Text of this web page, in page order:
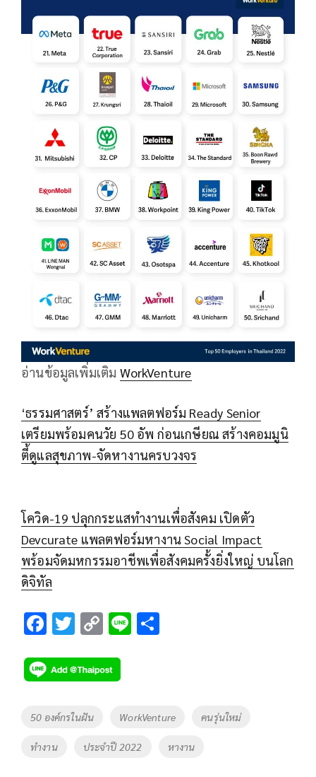
อ่านข้อมูลเพิ่มเติม WorkVenture
‘ธรรมศาสตร์’ สร้างแพลตฟอร์ม Ready Senior
เตรียมพร้อมคนวัย 50 อัพ ก่อนเกษียณ สร้างคอมมูนิ
ตี้ดูแลสุขภาพ-จัดหางานครบวงจร
โควิด-19 ปลุกกระแสทำงานเพื่อสังคม เปิดตัว
Devcurate แพลตฟอร์มหางาน Social Impact
พร้อมจัดมหกรรมอาชีพเพื่อสังคมครั้งยิ่งใหญ่ บนโลก
ดิจิทัล
F
e
b
o
k
T
tt
er
C
p
y
Li
n
k
Li
Tags
50 องค์กรในฝัน WorkVenture คนรุ่นใหม่
ทำงาน ประจำปี 2022 หางาน